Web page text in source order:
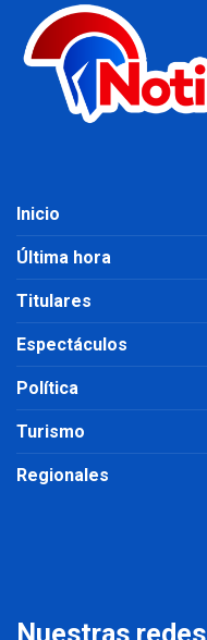
Inicio
Última hora
Titulares
Espectáculos
Política
Turismo
Regionales